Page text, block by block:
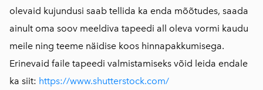
olevaid kujundusi saab tellida ka enda mõõtudes, saada
ainult oma soov meeldiva tapeedi all oleva vormi kaudu
meile ning teeme näidise koos hinnapakkumisega.
Erinevaid faile tapeedi valmistamiseks võid leida endale
ka siit: https://www.shutterstock.com/